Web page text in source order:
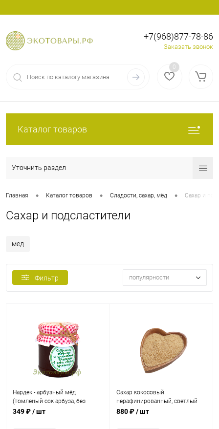
Вход Регистрация
+7(968)877-78-86
Заказать звонок
0
Каталог товаров
Уточнить раздел
Главная • Каталог товаров • Сладости, сахар, мёд • Сахар и
Сахар и подсластители
мед
Фильтр популярности
Нардек - арбузный мёд
(томленый сок арбуза, без
сахара) Дагестан / 230 г
349 ₽/ шт
Сахар кокосовый
нерафинированный, светлый
(Шри-Ланка) / 1 кг
880 ₽/ шт